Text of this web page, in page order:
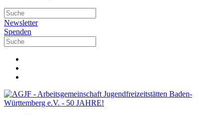
Newsletter
Spenden